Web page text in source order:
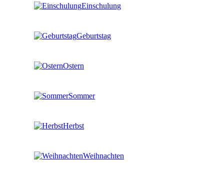
Einschulung
Geburtstag
Ostern
Sommer
Herbst
Weihnachten